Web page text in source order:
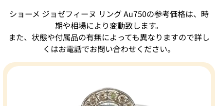
ショーメ ジョゼフィーヌ リング Au750の参考価格は、時
期や相場により変動致します。
また、状態や付属品の有無によっても異なりますので詳し
くはお電話でお問い合わせください。